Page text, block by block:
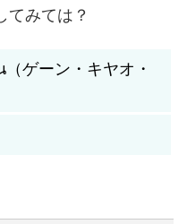
てみては？
ゲーン・キヤオ・